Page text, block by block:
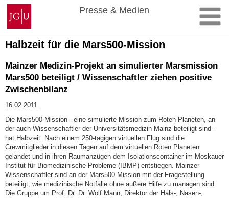
Zum
Inhalt
springen
Johannes
Gutenberg-
Universität
Mainz
Presse & Medien
Halbzeit für die Mars500-Mission
Mainzer Medizin-Projekt an simulierter Marsmission
Mars500 beteiligt / Wissenschaftler ziehen positive
Zwischenbilanz
16.02.2011
Die Mars500-Mission - eine simulierte Mission zum Roten Planeten, an
der auch Wissenschaftler der Universitätsmedizin Mainz beteiligt sind -
hat Halbzeit: Nach einem 250-tägigen virtuellen Flug sind die
Crewmitglieder in diesen Tagen auf dem virtuellen Roten Planeten
gelandet und in ihren Raumanzügen dem Isolationscontainer im Moskauer
Institut für Biomedizinische Probleme (IBMP) entstiegen. Mainzer
Wissenschaftler sind an der Mars500-Mission mit der Fragestellung
beteiligt, wie medizinische Notfälle ohne äußere Hilfe zu managen sind.
Die Gruppe um Prof. Dr. Dr. Wolf Mann, Direktor der Hals-, Nasen-,